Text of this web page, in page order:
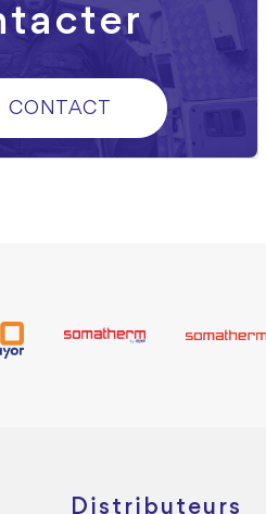
CONTACT
Distributeurs